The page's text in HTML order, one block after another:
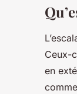
Ceux-
en